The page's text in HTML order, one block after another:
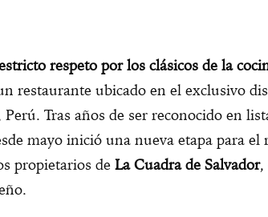
respeto por los clásicos de la
restaurante ubicado en el exclusivo
Tras años de ser reconocido en
mayo inició una nueva etapa para el
propietarios de La Cuadra de Salvador,